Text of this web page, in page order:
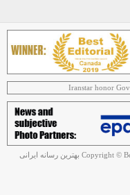
Copyright © Best Iranian Persian Canadian news ads media magazine بهترین رسانه ایرانی